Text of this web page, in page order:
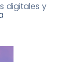
digitales y